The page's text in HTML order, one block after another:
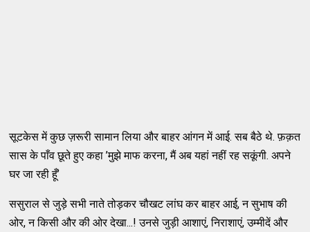
सूटकेस में कुछ ज़रूरी सामान लिया और बाहर आंगन में आई. सब बैठे थे. फ़क़त
सास के पाँव छूते हुए कहा ’मुझे माफ करना, मैं अब यहां नहीं रह सकूंगी. अपने
घर जा रही हूँ’
ससुराल से जुड़े सभी नाते तोड़कर चौखट लांघ कर बाहर आई, न सुभाष की
ओर, न किसी और की ओर देखा...! उनसे जुड़ी आशाएं, निराशाएं, उम्मीदें और